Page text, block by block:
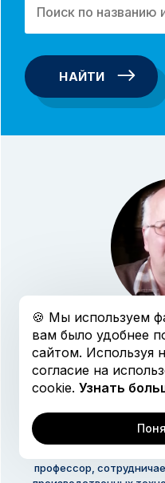
Каталог
Подписка на курсы
Открытая коллекция
НАЙТИ
СТЕПАН
Профессор-эмеритус
(Бельгия), группа
департаменте
профессор,
🍪 Мы используем
вам было удобнее
сайтом. Используя
согласие на
cookie. Узнать